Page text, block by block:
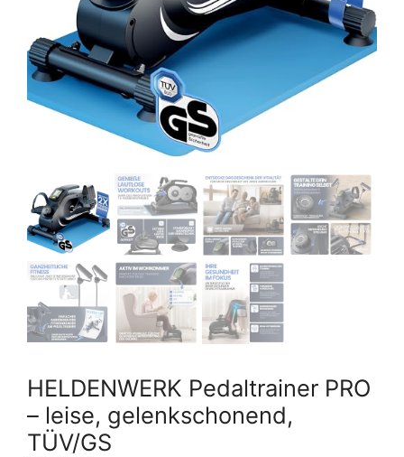
HELDENWERK Pedaltrainer PRO
– leise, gelenkschonend,
TÜV/GS